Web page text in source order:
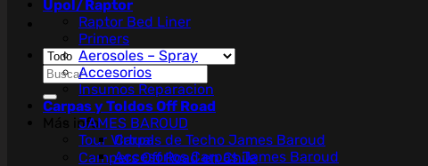
Buscar
por:
Más info
Tour Virtual
Campers Off Road en Chile
Upol/Raptor
Raptor Bed Liner
Primers
Aerosoles – Spray
Accesorios
Insumos Reparacion
Carpas y Toldos Off Road
JAMES BAROUD
Carpas de Techo James Baroud
Accesorios Carpas James Baroud